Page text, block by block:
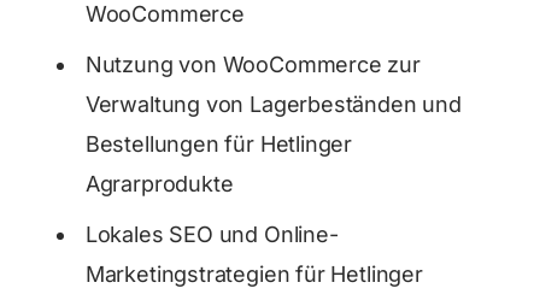
WooCommerce
Nutzung von WooCommerce zur
Verwaltung von Lagerbeständen und
Bestellungen für Hetlinger
Agrarprodukte
Lokales SEO und Online-
Marketingstrategien für Hetlinger